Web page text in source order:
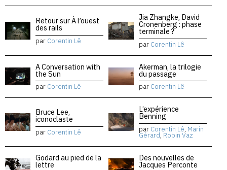
Retour sur À l’ouest
des rails
par Corentin Lê
Jia Zhangke, David
Cronenberg : phase
terminale ?
par Corentin Lê
A Conversation with
the Sun
par Corentin Lê
Akerman, la trilogie
du passage
par Corentin Lê
Bruce Lee,
iconoclaste
par Corentin Lê
L’expérience
Benning
par Corentin Lê, Marin
Gérard, Robin Vaz
Godard au pied de la
lettre
Des nouvelles de
Jacques Perconte